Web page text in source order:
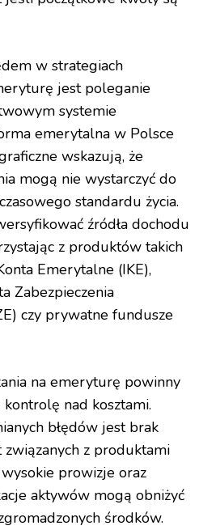
w strategiach
jest poleganie
systemie
emerytalna w Polsce
wskazują, że
mogą nie wystarczyć do
standardu życia.
źródła dochodu
z produktów takich
Emerytalne (IKE),
Zabezpieczenia
czy prywatne fundusze
na emeryturę powinny
nad kosztami.
błędów jest brak
związanych z produktami
prowizje oraz
aktywów mogą obniżyć
środków.